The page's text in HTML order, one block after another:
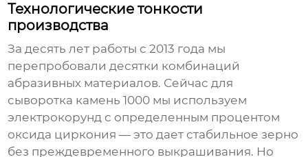
Технологические тонкости
производства
За десять лет работы с 2013 года мы
перепробовали десятки комбинаций
абразивных материалов. Сейчас для
сыворотка камень 1000 мы используем
электрокорунд с определенным процентом
оксида циркония — это дает стабильное зерно
без преждевременного выкрашивания. Но